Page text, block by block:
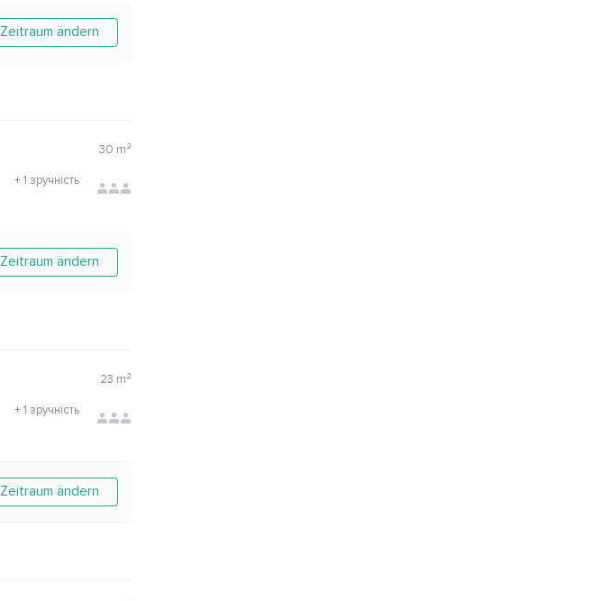
Zeitraum ändern
30 m²
+1 зручність
Zeitraum ändern
23 m²
+1 зручність
Zeitraum ändern